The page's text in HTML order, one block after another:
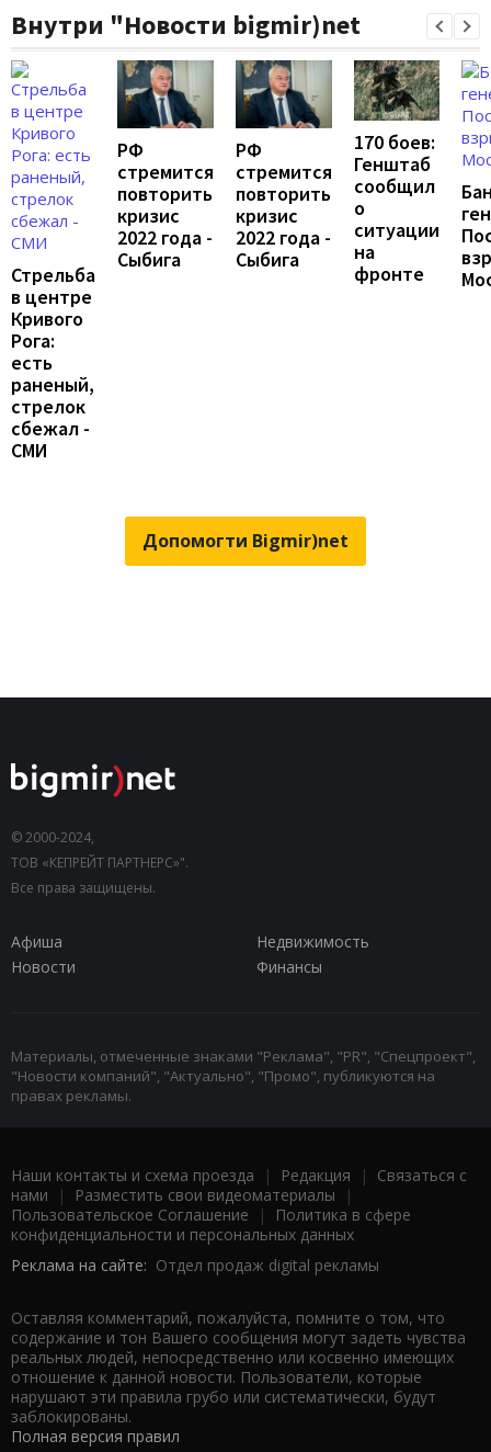
Внутри "Новости bigmir)net
Стрельба
в центре
Кривого
Рога:
есть
раненый,
стрелок
сбежал -
СМИ
РФ
стремится
повторить
кризис
2022 года -
Сыбига
РФ
стремится
повторить
кризис
2022 года -
Сыбига
170 боев:
Генштаб
сообщил
о
ситуации
на
фронте
Допомогти Bigmir)net
© 2000-2024,
ТОВ «КЕПРЕЙТ ПАРТНЕРС»".
Все права защищены.
Афиша
Недвижимость
Новости
Финансы
Материалы, отмеченные знаками "Реклама", "PR", "Спецпроект",
"Новости компаний", "Актуально", "Промо", публикуются на
правах рекламы.
Наши контакты и схема проезда | Редакция | Связаться с
нами | Разместить свои видеоматериалы |
Пользовательское Соглашение |
Политика в сфере
конфиденциальности и персональных данных
Реклама на сайте: Отдел продаж digital рекламы
Оставляя комментарий, пожалуйста, помните о том, что
содержание и тон Вашего сообщения могут задеть чувства
реальных людей, непосредственно или косвенно имеющих
отношение к данной новости. Пользователи, которые
нарушают эти правила грубо или систематически, будут
заблокированы.
Полная версия правил